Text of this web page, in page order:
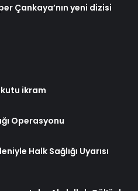
Çankaya’nın yeni dizisi
ikram
Operasyonu
Halk Sağlığı Uyarısı